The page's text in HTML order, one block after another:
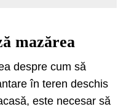
mazărea
despre cum să
în teren deschis
este necesar să